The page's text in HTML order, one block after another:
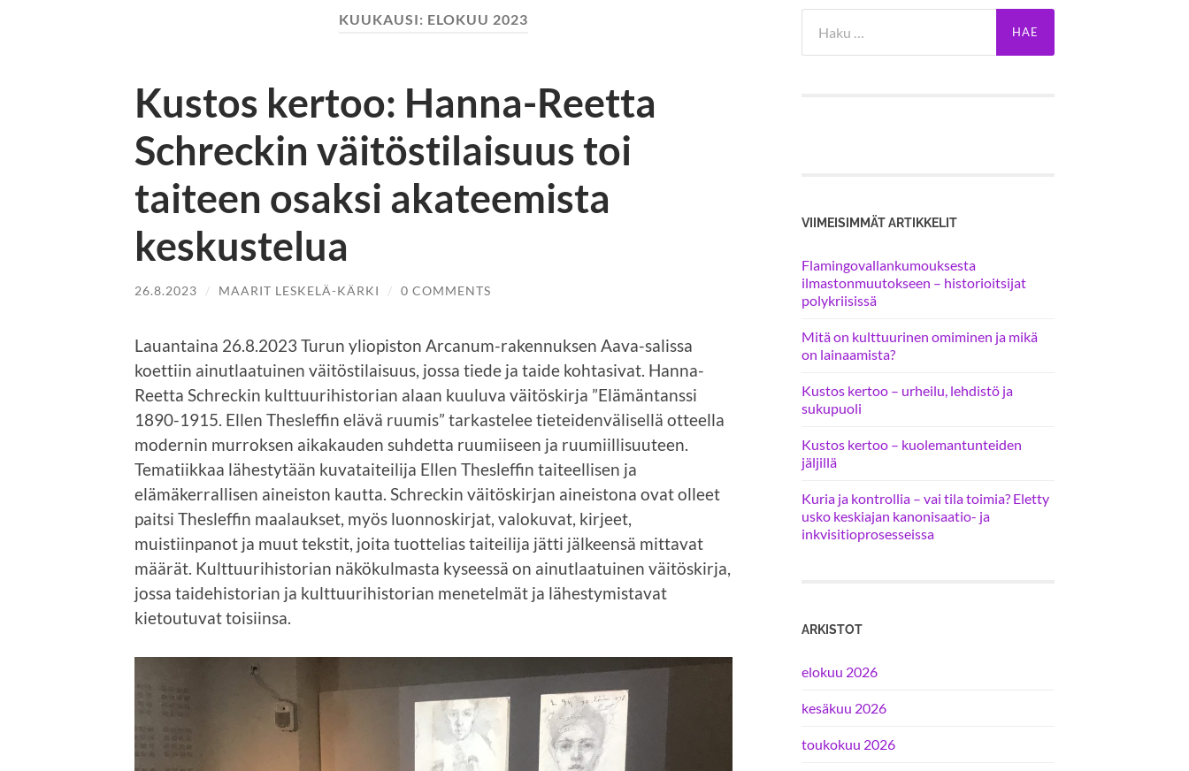
KUUKAUSI: ELOKUU 2023
Kustos kertoo: Hanna-Reetta
Schreckin väitöstilaisuus toi
taiteen osaksi akateemista
keskustelua
26.8.2023 / MAARIT LESKELÄ-KÄRKI / 0 COMMENTS
Lauantaina 26.8.2023 Turun yliopiston Arcanum-rakennuksen Aava-salissa
koettiin ainutlaatuinen väitöstilaisuus, jossa tiede ja taide kohtasivat. Hanna-
Reetta Schreckin kulttuurihistorian alaan kuuluva väitöskirja ”Elämäntanssi
1890-1915. Ellen Thesleffin elävä ruumis” tarkastelee tieteidenvälisellä otteella
modernin murroksen aikakauden suhdetta ruumiiseen ja ruumiillisuuteen.
Tematiikkaa lähestytään kuvataiteilija Ellen Thesleffin taiteellisen ja
elämäkerrallisen aineiston kautta. Schreckin väitöskirjan aineistona ovat olleet
paitsi Thesleffin maalaukset, myös luonnoskirjat, valokuvat, kirjeet,
muistiinpanot ja muut tekstit, joita tuottelias taiteilija jätti jälkeensä mittavat
määrät. Kulttuurihistorian näkökulmasta kyseessä on ainutlaatuinen väitöskirja,
jossa taidehistorian ja kulttuurihistorian menetelmät ja lähestymistavat
kietoutuvat toisiinsa.
VIIMEISIMMÄT ARTIKKELIT
Flamingovallankumouksesta
ilmastonmuutokseen – historioitsijat
polykriisissä
Mitä on kulttuurinen omiminen ja mikä
on lainaamista?
Kustos kertoo – urheilu, lehdistö ja
sukupuoli
Kustos kertoo – kuolemantunteiden
jäljillä
Kuria ja kontrollia – vai tila toimia? Eletty
usko keskiajan kanonisaatio- ja
inkvisitioprosesseissa
ARKISTOT
elokuu 2026
kesäkuu 2026
toukokuu 2026